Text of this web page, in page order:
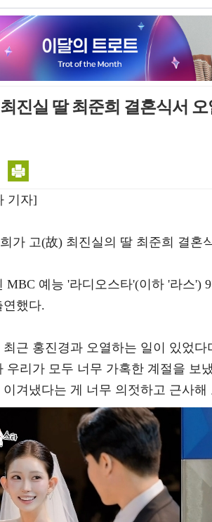
진실 딸 최준희 결혼식서
기자]
가 고(故) 최진실의 딸 최준희 결혼
MBC 예능 '라디오스타'(이하 '라스')
연했다.
근 홍진경과 오열하는 일이 있었
우리가 모두 너무 가혹한 계절을 보
겨냈다는 게 너무 의젓하고 근사